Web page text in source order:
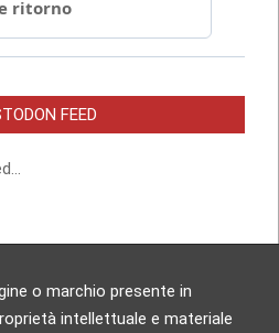
FEED
o marchio presente in
intellettuale e materiale